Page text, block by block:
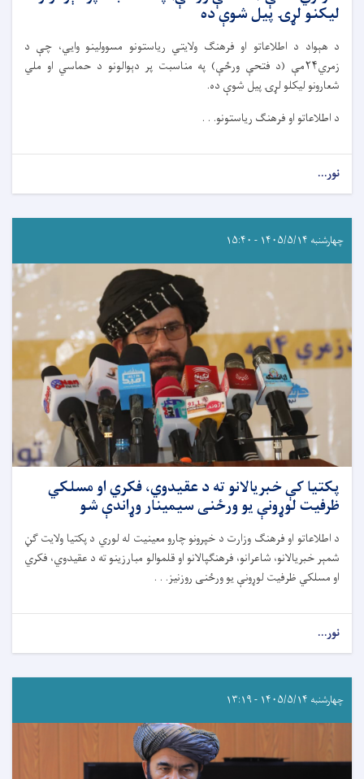
لیکنو لړۍ پیل شوې ده
د هېواد د اطلاعاتو او فرهنګ ولایتي ریاستونو مسوولینو وایي، چې د
زمري۲۴مې (‌د فتحې ورځې) په مناسبت پر دېوالونو د حماسي او ملي
شعارونو لیکلو لړۍ پیل شوې ده.
د اطلاعاتو او فرهنګ ریاستونو. . .
نور...
چهارشنبه ۱۴۰۵/۵/۱۴ - ۱۵:۴۰
پکتیا کې خبریالانو ته د عقیدوي، فکري او مسلکي
ظرفیت لوړونې یو ورځنی سیمینار وړاندې شو
د اطلاعاتو او فرهنګ وزارت د خپرونو چارو معینیت له لوري د پکتیا ولایت ګڼ
شمېر خبریالانو، شاعرانو، فرهنګپالانو او قلموالو مبارزینو ته د عقیدوي، فکري
او مسلکي ظرفیت لوړونې یو ورځنی روزنیز. . .
نور...
چهارشنبه ۱۴۰۵/۵/۱۴ - ۱۳:۱۹